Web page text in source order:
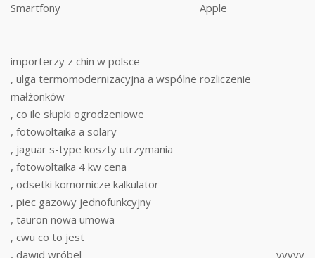
Smartfony Apple
importerzy z chin w polsce
, ulga termomodernizacyjna a wspólne rozliczenie
małżonków
, co ile słupki ogrodzeniowe
, fotowoltaika a solary
, jaguar s-type koszty utrzymania
, fotowoltaika 4 kw cena
, odsetki komornicze kalkulator
, piec gazowy jednofunkcyjny
, tauron nowa umowa
, cwu co to jest
, dawid wróbel
yyyyy